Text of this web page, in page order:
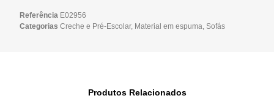
Referência E02956
Categorias Creche e Pré-Escolar, Material em espuma,Sofás
Produtos Relacionados